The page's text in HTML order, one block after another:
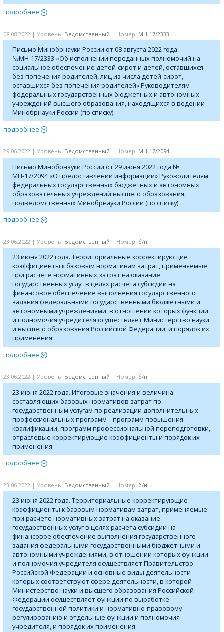
подробнее
08.08.2022 | Уровень: Ведомственный | Номер: МН-17/2333
Письмо Минобрнауки России от 08 августа 2022 года
№МН-17/2333 «Об исполнении переданных полномочий на
социальное обеспечение детей-сирот и детей, оставшихся
без попечения родителей, лиц из числа детей-сирот,
оставшихся без попечения родителей» Руководителям
федеральных государственных бюджетных и автономных
учреждений высшего образования, находящихся в ведении
Минобрнауки России (по списку)
подробнее
29.06.2022 | Уровень: Ведомственный | Номер: МН-17/2094
Письмо Минобрнауки России от 29 июня 2022 года №
МН-17/2094 «О предоставлении информации» Руководителям
федеральных государственных бюджетных и автономных
образовательных учреждений высшего образования,
подведомственных Минобрнауки России (по списку)
подробнее
23.06.2022 | Уровень: Ведомственный | Номер: б/н
23 июня 2022 года. Территориальные корректирующие
коэффициенты к базовым нормативам затрат, применяемые
при расчете нормативных затрат на оказание
государственных услуг в целях расчета субсидии на
финансовое обеспечение выполнения государственного
задания федеральными государственными бюджетными и
автономными учреждениями, в отношении которых функции
и полномочия учредителя осуществляет Министерство науки
и высшего образования Российской Федерации, и порядок их
применения
подробнее
23.06.2022 | Уровень: Ведомственный | Номер: б/н
23 июня 2022 года. Итоговые значения и величина
составляющих базовых нормативов затрат по
государственным услугам по реализации дополнительных
профессиональных программ – программ повышения
квалификации, программ профессиональной переподготовки,
отраслевые корректирующие коэффициенты и порядок их
применения
подробнее
23.06.2022 | Уровень: Ведомственный | Номер: б/н
23 июня 2022 года. Территориальные корректирующие
коэффициенты к базовым нормативам затрат, применяемые
при расчете нормативных затрат на оказание
государственных услуг в целях расчета субсидии на
финансовое обеспечение выполнения государственного
задания федеральными государственными бюджетными и
автономными учреждениями, в отношении которых функции
и полномочия учредителя осуществляет Правительство
Российской Федерации и основные виды деятельности
которых соответствуют сфере деятельности, в которой
Министерство науки и высшего образования Российской
Федерации осуществляет функции по выработке
государственной политики и нормативно-правовому
регулированию и отдельные функции и полномочия
учредителя, и порядок их применения